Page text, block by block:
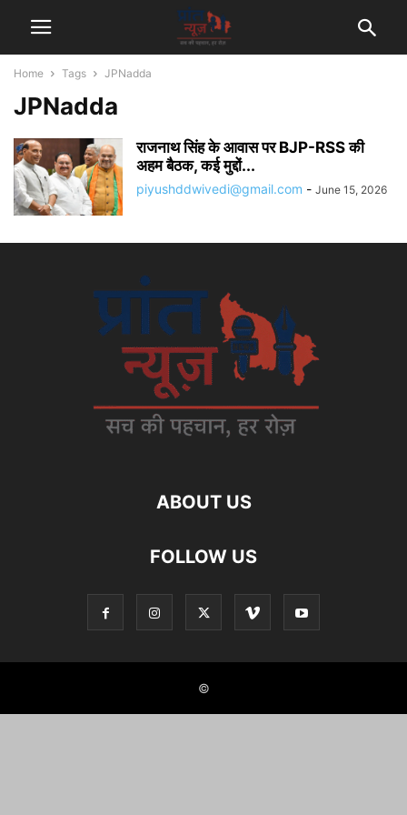
Home Tags JPNadda
JPNadda
राजनाथ सिंह के आवास पर BJP-RSS की
अहम बैठक, कई मुद्दों...
piyushddwivedi@gmail.com - June 15, 2026
ABOUT US
FOLLOW US
©